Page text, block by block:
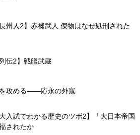
州人2】赤禰武人 傑物はなぜ処刑された
伝2】戦艦武蔵
攻める――応永の外寇
入試でわかる歴史のツボ2】「大日本帝国
されたか